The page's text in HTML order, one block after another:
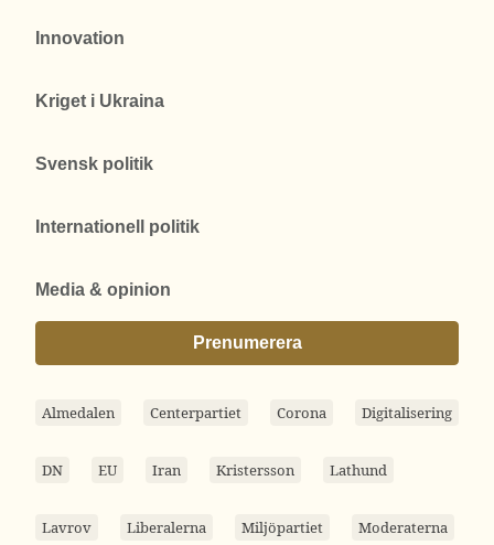
Innovation
Kriget i Ukraina
Svensk politik
Internationell politik
Media & opinion
Prenumerera
Almedalen Centerpartiet Corona Digitalisering
DN EU Iran Kristersson Lathund
Lavrov Liberalerna Miljöpartiet Moderaterna